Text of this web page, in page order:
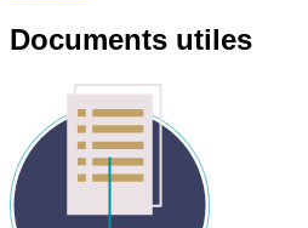
Documents utiles